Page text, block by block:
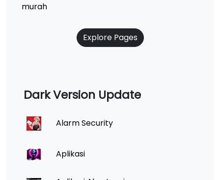
murah
Explore Pages
Dark Version Update
Alarm Security
Aplikasi